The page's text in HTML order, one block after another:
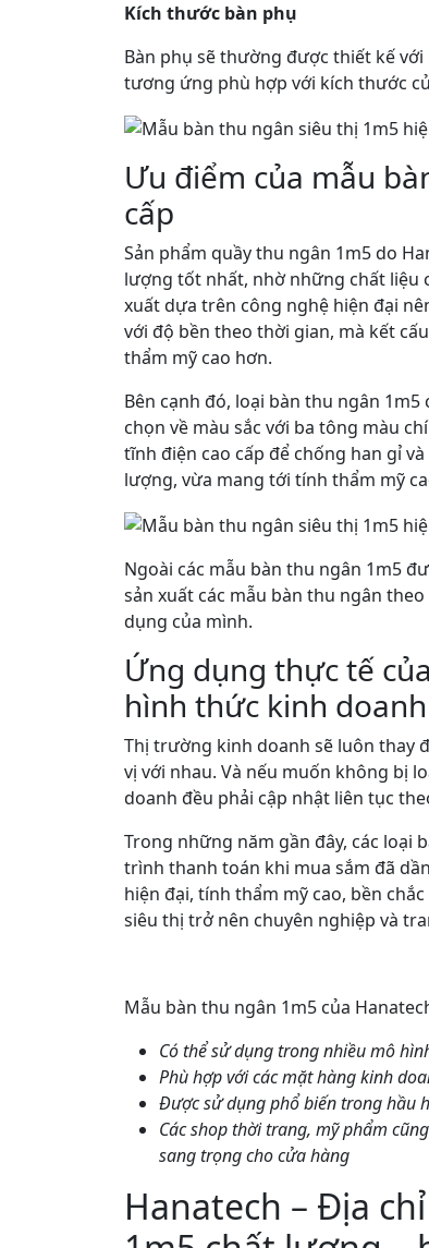
Kích thước bàn phụ
Bàn phụ sẽ thường được thiết kế với
tương ứng phù hợp với kích thước
Ưu điểm của mẫu
cấp
Sản phẩm quầy thu ngân 1m5 do
lượng tốt nhất, nhờ những chất liệu
xuất dựa trên công nghệ hiện đại
với độ bền theo thời gian, mà kết
thẩm mỹ cao hơn.
Bên cạnh đó, loại bàn thu ngân
chọn về màu sắc với ba tông màu
tĩnh điện cao cấp để chống han gỉ
lượng, vừa mang tới tính thẩm mỹ
Ngoài các mẫu bàn thu ngân 1m5
sản xuất các mẫu bàn thu ngân
dụng của mình.
Ứng dụng thực tế
hình thức kinh doanh
Thị trường kinh doanh sẽ luôn thay
vị với nhau. Và nếu muốn không bị
doanh đều phải cập nhật liên tục
Trong những năm gần đây, các loại
trình thanh toán khi mua sắm đã
hiện đại, tính thẩm mỹ cao, bền
siêu thị trở nên chuyên nghiệp và
Mẫu bàn thu ngân 1m5 của
Có thể sử dụng trong nhiều mô
Phù hợp với các mặt hàng kinh
Được sử dụng phổ biến trong hầu
Các shop thời trang, mỹ phẩm
sang trọng cho cửa hàng
Hanatech – Địa